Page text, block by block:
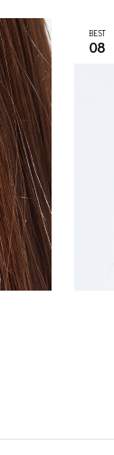
BEST
08